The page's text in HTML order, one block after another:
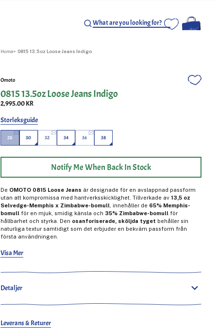
Home 0815 13.5oz Loose Jeans Indigo
Omoto
0815 13.5oz Loose Jeans Indigo
2,995.00 KR
Storleksguide
28 30 32 34 36 38
Notify Me When Back In Stock
De OMOTO 0815 Loose Jeans är designade för en avslappnad passform
utan att kompromissa med hantverksskicklighet. Tillverkade av13,5 oz
Selvedge-Memphis x Zimbabwe-bomull , innehåller de 65% Memphis-
bomull för en mjuk, smidig känsla och 35% Zimbabwe-bomull för
hållbarhet och styrka. Den osanforiserade, sköljda tyget behåller sin
naturliga textur samtidigt som det erbjuder en bekväm passform från
första användningen.
Färgade med
utvecklar dessa jeans unika, högkontrastfader över tiden. Tyget är vävt på
spänning, vilket resulterar i en texturerad, handvävd estetik som förbättras
Visa Mer
Detaljer
Leverans & Returer